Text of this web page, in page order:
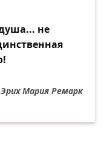
не
Эрих Мария Ремарк